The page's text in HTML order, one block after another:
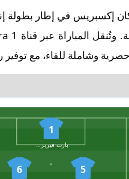
وشاملة للقاء، مع
1
بارت فيربروجن
5
6